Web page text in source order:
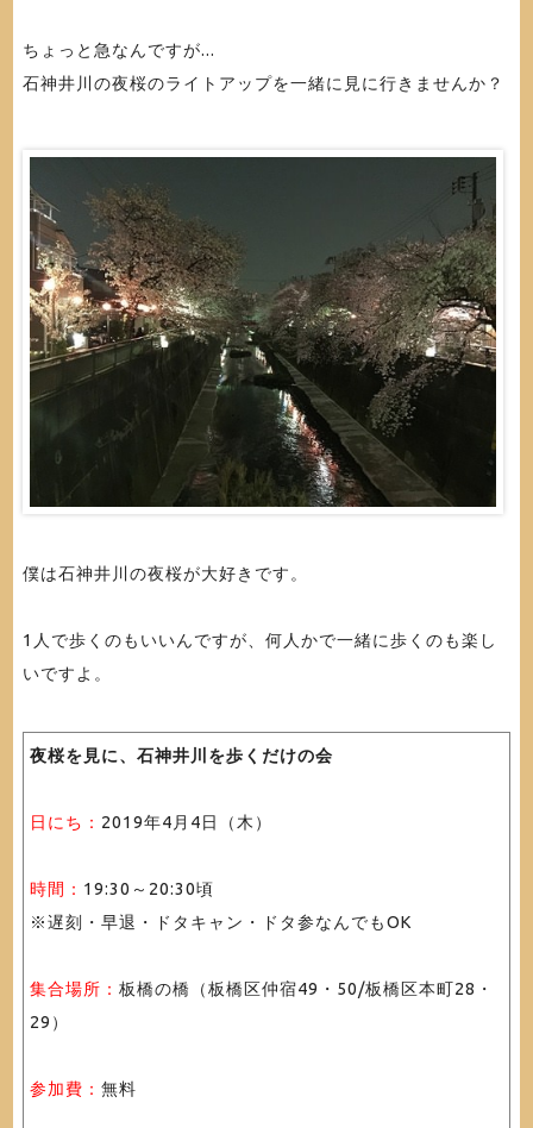
ちょっと急なんですが...
石神井川の夜桜のライトアップを一緒に見に行きませんか？
僕は石神井川の夜桜が大好きです。
1人で歩くのもいいんですが、何人かで一緒に歩くのも楽し
いですよ。
夜桜を見に、石神井川を歩くだけの会
日にち： 2019年4月4日（木）
時間： 19:30～20:30頃
※遅刻・早退・ドタキャン・ドタ参なんでもOK
集合場所： 板橋の橋（板橋区仲宿49・50/板橋区本町28・
29）
参加費： 無料